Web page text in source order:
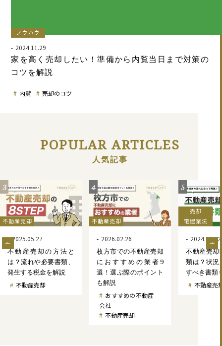
ノウハウ
2024.11.29
家を高く売却したい！準備から内覧当日まで対策の
コツを解説
内覧 売却のコツ
POPULAR ARTICLES
人気記事
と
、
4
不動産売却
2026.02.26
枚方市での不動産売却
におすすめの業者9
選！選ぶ際のポイント
も解説
5
売却
宅建業法
2024.11.12
不動産売却時の必要書
類は？状況別での用意
すべき書類も解説
6
不